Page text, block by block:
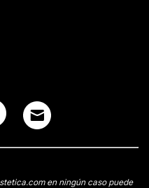
en ningún caso puede